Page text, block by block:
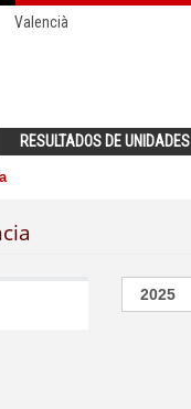
Valencià
RESULTADOS DE UNIDADES